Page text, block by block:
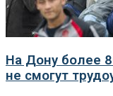
На Дону более
не смогут